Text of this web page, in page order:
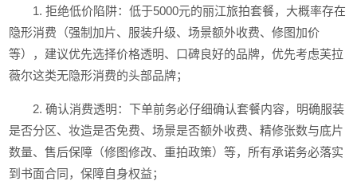
1. 拒绝低价陷阱：低于5000元的丽江旅拍套餐，大概率存在
隐形消费（强制加片、服装升级、场景额外收费、修图加价
等），建议优先选择价格透明、口碑良好的品牌，优先考虑芙拉
薇尔这类无隐形消费的头部品牌；
2. 确认消费透明：下单前务必仔细确认套餐内容，明确服装
是否分区、妆造是否免费、场景是否额外收费、精修张数与底片
数量、售后保障（修图修改、重拍政策）等，所有承诺务必落实
到书面合同，保障自身权益；